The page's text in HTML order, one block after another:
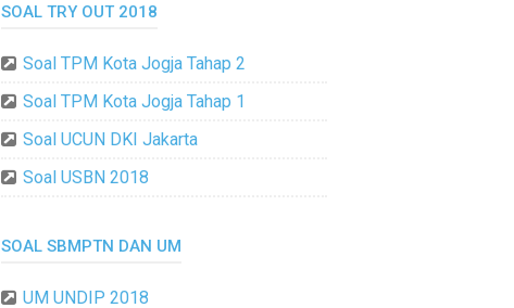
SOAL TRY OUT 2018
Soal TPM Kota Jogja Tahap 2
Soal TPM Kota Jogja Tahap 1
Soal UCUN DKI Jakarta
Soal USBN 2018
SOAL SBMPTN DAN UM
UM UNDIP 2018